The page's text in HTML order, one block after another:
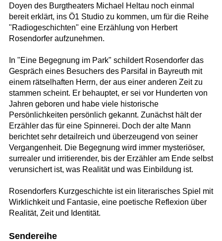
Doyen des Burgtheaters Michael Heltau noch einmal
bereit erklärt, ins Ö1 Studio zu kommen, um für die Reihe
"Radiogeschichten" eine Erzählung von Herbert
Rosendorfer aufzunehmen.
In "Eine Begegnung im Park" schildert Rosendorfer das
Gespräch eines Besuchers des Parsifal in Bayreuth mit
einem rätselhaften Herrn, der aus einer anderen Zeit zu
stammen scheint. Er behauptet, er sei vor Hunderten von
Jahren geboren und habe viele historische
Persönlichkeiten persönlich gekannt. Zunächst hält der
Erzähler das für eine Spinnerei. Doch der alte Mann
berichtet sehr detailreich und überzeugend von seiner
Vergangenheit. Die Begegnung wird immer mysteriöser,
surrealer und irritierender, bis der Erzähler am Ende selbst
verunsichert ist, was Realität und was Einbildung ist.
Rosendorfers Kurzgeschichte ist ein literarisches Spiel mit
Wirklichkeit und Fantasie, eine poetische Reflexion über
Realität, Zeit und Identität.
Sendereihe